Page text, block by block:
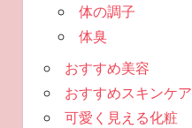
体の調子
体臭
おすすめ美容
おすすめスキンケア
可愛く見える化粧